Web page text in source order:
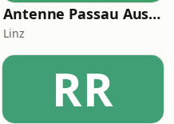
Antenne Passau Austria
Linz
RR